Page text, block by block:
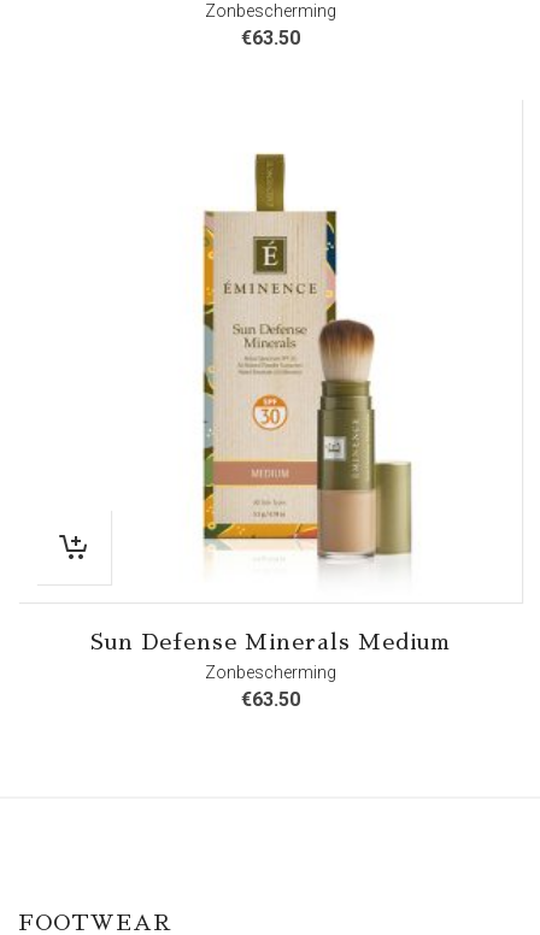
Zonbescherming
€63.50
Sun Defense Minerals Medium
Zonbescherming
€63.50
FOOTWEAR